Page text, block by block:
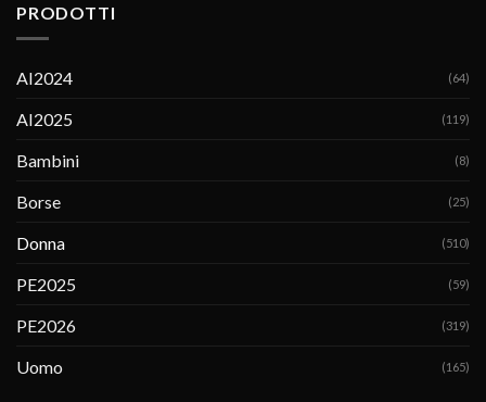
PRODOTTI
AI2024 (64)
AI2025 (119)
Bambini (8)
Borse (25)
Donna (510)
PE2025 (59)
PE2026 (319)
Uomo (165)